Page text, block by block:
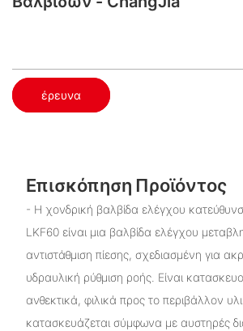
έρευνα
Επισκόπηση Προϊόντος
- Η χονδρική βαλβίδα ελέγχου
LKF60 είναι μια βαλβίδα ελέγχου
αντιστάθμιση πίεσης, σχεδιασμένη για
υδραυλική ρύθμιση ροής. Είναι
ανθεκτικά, φιλικά προς το περιβάλλον
κατασκευάζεται σύμφωνα με αυστηρές